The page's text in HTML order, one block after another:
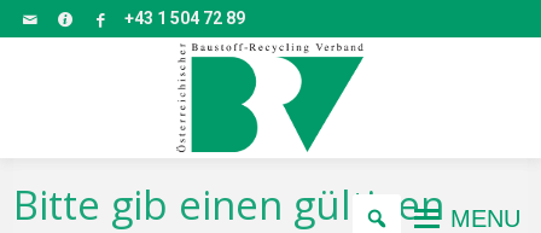
+43 1 504 72 89
MENU
Bitte gib einen gültigen